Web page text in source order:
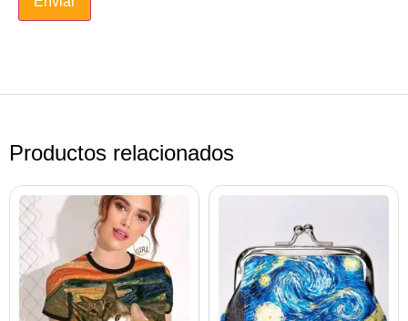
Productos relacionados